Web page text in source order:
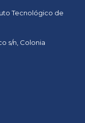
Tecnológico de
s/n, Colonia